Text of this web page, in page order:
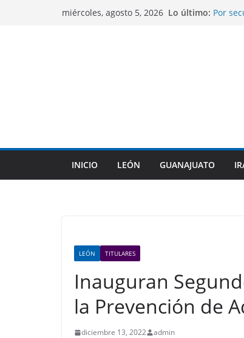
miércoles, agosto 5, 2026 Lo último: Por
INICIO LEÓN GUANAJUATO
LEÓN TITULARES
Inauguran
la Prevención de
diciembre 13, 2022 admin